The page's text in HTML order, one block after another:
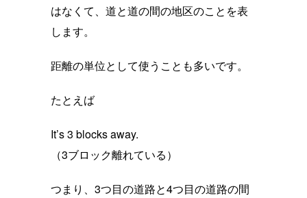
はなくて、道と道の間の地区のことを表
します。
距離の単位として使うことも多いです。
たとえば
It’s 3 blocks away.
（3ブロック離れている）
つまり、3つ目の道路と4つ目の道路の間